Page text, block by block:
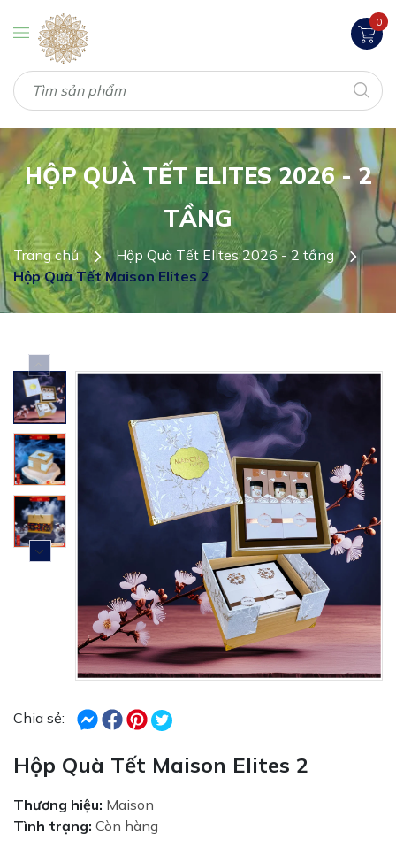
0
HỘP QUÀ TẾT ELITES 2026 - 2
TẦNG
Trang chủ
Hộp Quà Tết Elites 2026 - 2 tầng
Hộp Quà Tết Maison Elites 2
Chia sẻ:
Hộp Quà Tết Maison Elites 2
Thương hiệu: Maison
Tình trạng: Còn hàng